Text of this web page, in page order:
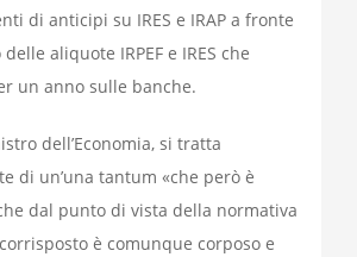
di anticipi su IRES e IRAP a fronte
aliquote IRPEF e IRES che
un anno sulle banche.
dell’Economia, si tratta
di un’una tantum «che però è
dal punto di vista della normativa
corrisposto è comunque corposo e